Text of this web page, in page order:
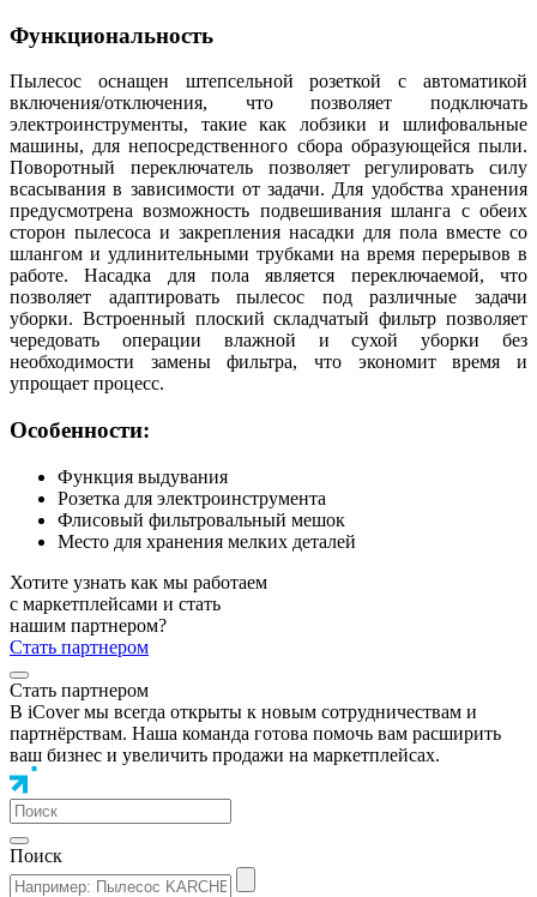
Функциональность
Пылесос оснащен штепсельной розеткой с автоматикой
включения/отключения, что позволяет подключать
электроинструменты, такие как лобзики и шлифовальные
машины, для непосредственного сбора образующейся пыли.
Поворотный переключатель позволяет регулировать силу
всасывания в зависимости от задачи. Для удобства хранения
предусмотрена возможность подвешивания шланга с обеих
сторон пылесоса и закрепления насадки для пола вместе со
шлангом и удлинительными трубками на время перерывов в
работе. Насадка для пола является переключаемой, что
позволяет адаптировать пылесос под различные задачи
уборки. Встроенный плоский складчатый фильтр позволяет
чередовать операции влажной и сухой уборки без
необходимости замены фильтра, что экономит время и
упрощает процесс.
Особенности:
Функция выдувания
Розетка для электроинструмента
Флисовый фильтровальный мешок
Место для хранения мелких деталей
Хотите узнать как мы работаем
с маркетплейсами и стать
нашим партнером?
Стать партнером
Стать партнером
В iCover мы всегда открыты к новым сотрудничествам и
партнёрствам. Наша команда готова помочь вам расширить
ваш бизнес и увеличить продажи на маркетплейсах.
Поиск